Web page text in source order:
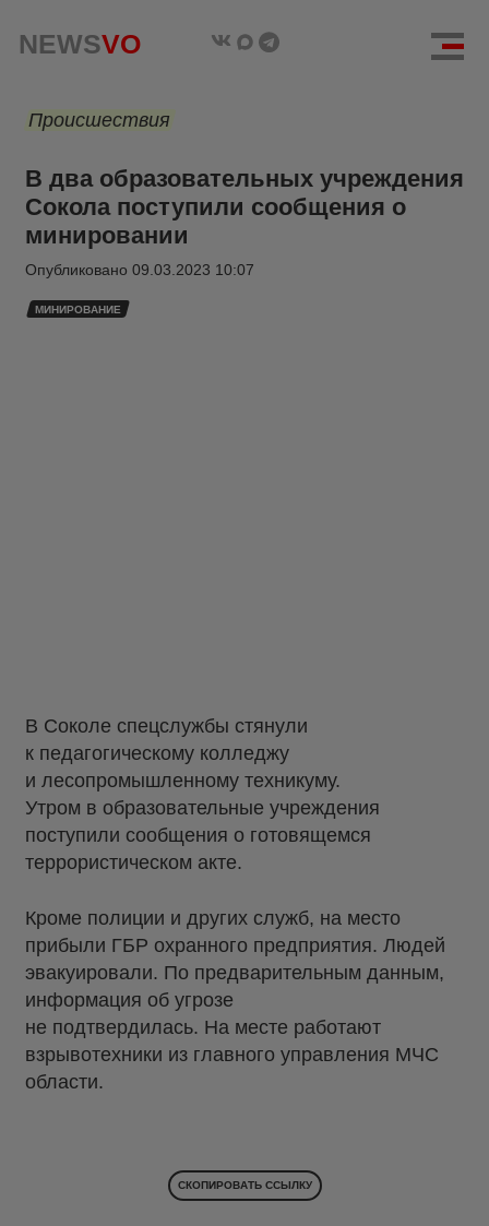
NEWSVO
Происшествия
В два образовательных учреждения
Сокола поступили сообщения о
минировании
Опубликовано 09.03.2023 10:07
МИНИРОВАНИЕ
В Соколе спецслужбы стянули
к педагогическому колледжу
и лесопромышленному техникуму.
Утром в образовательные учреждения
поступили сообщения о готовящемся
террористическом акте.
Кроме полиции и других служб, на место
прибыли ГБР охранного предприятия. Людей
эвакуировали. По предварительным данным,
информация об угрозе
не подтвердилась. На месте работают
взрывотехники из главного управления МЧС
области.
СКОПИРОВАТЬ ССЫЛКУ